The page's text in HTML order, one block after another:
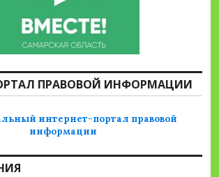
ПРАВОВОЙ ИНФОРМАЦИИ